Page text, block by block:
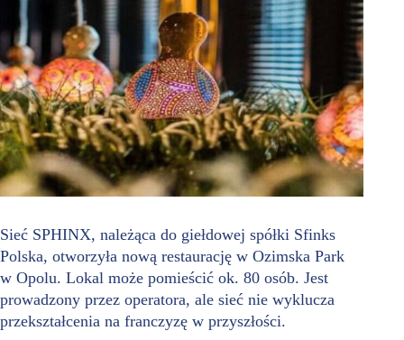
Sieć SPHINX, należąca do giełdowej spółki Sfinks
Polska, otworzyła nową restaurację w Ozimska Park
w Opolu. Lokal może pomieścić ok. 80 osób. Jest
prowadzony przez operatora, ale sieć nie wyklucza
przekształcenia na franczyzę w przyszłości.